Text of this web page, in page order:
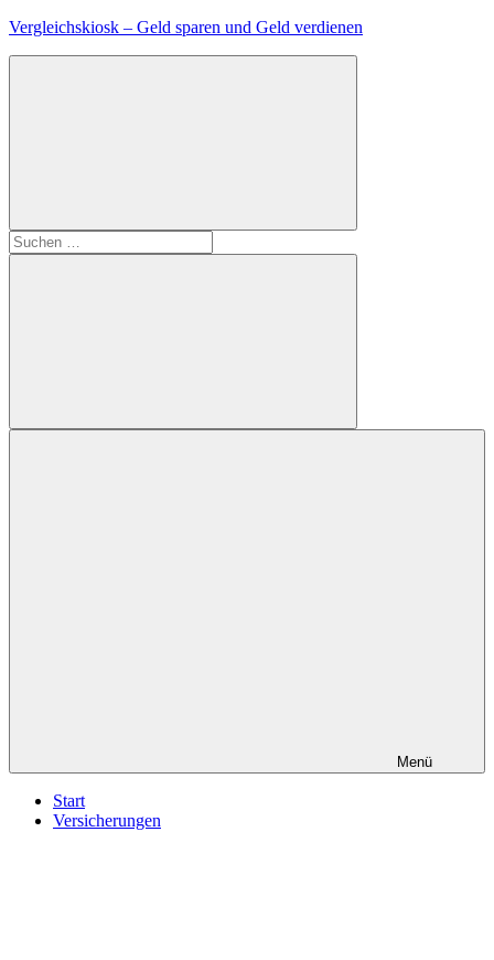
Zum
Vergleichskiosk – Geld sparen und Geld verdienen
Suchen
nach:
Suchen
Menü
Start
Versicherungen